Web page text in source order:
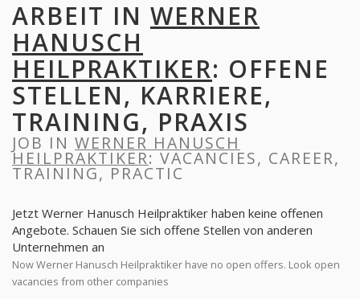
ARBEIT IN WERNER
HANUSCH
HEILPRAKTIKER: OFFENE
STELLEN, KARRIERE,
TRAINING, PRAXIS
JOB IN WERNER HANUSCH
HEILPRAKTIKER: VACANCIES, CAREER,
TRAINING, PRACTIC
Jetzt Werner Hanusch Heilpraktiker haben keine offenen
Angebote. Schauen Sie sich offene Stellen von anderen
Unternehmen an
Now Werner Hanusch Heilpraktiker have no open offers. Look open
vacancies from other companies